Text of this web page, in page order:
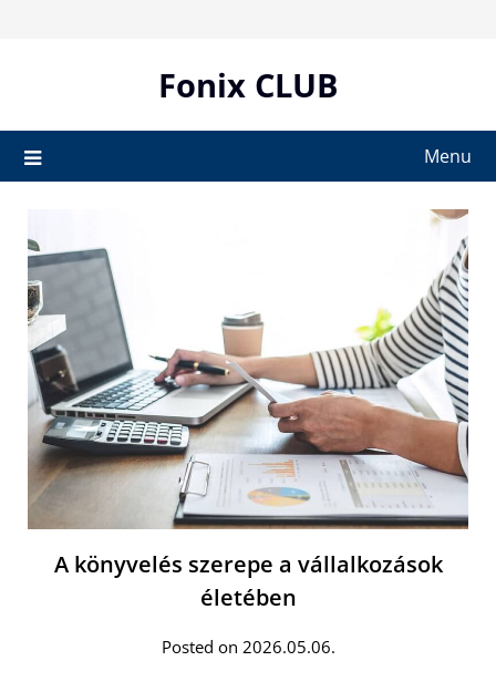
Fonix CLUB
Menu
A könyvelés szerepe a vállalkozások
életében
Posted on 2026.05.06.